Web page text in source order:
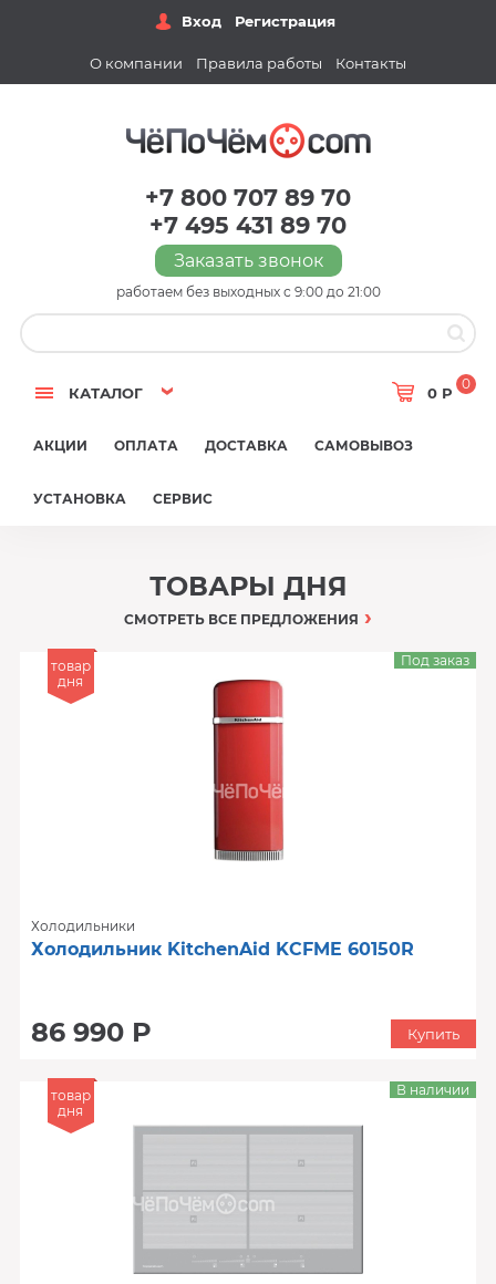
Вход Регистрация
О компании Правила работы Контакты
+7 800 707 89 70
+7 495 431 89 70
Заказать звонок
работаем без выходных с 9:00 до 21:00
КАТАЛОГ 0 Р
0
АКЦИИ ОПЛАТА ДОСТАВКА САМОВЫВОЗ
УСТАНОВКА СЕРВИС
ТОВАРЫ ДНЯ
СМОТРЕТЬ ВСЕ ПРЕДЛОЖЕНИЯ
товар
дня
Холодильники
Холодильник KitchenAid KCFME 60150R
86 990 Р
Под заказ
Купить
товар
дня
В наличии